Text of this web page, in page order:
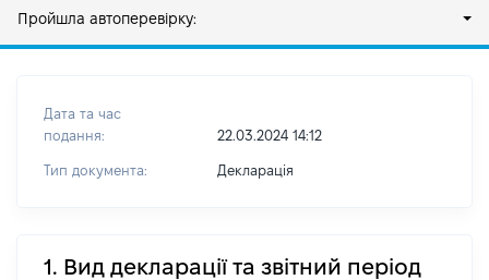
Пройшла автоперевірку:
Дата та час
подання:
22.03.2024 14:12
Тип документа: Декларація
1. Вид декларації та звітний період